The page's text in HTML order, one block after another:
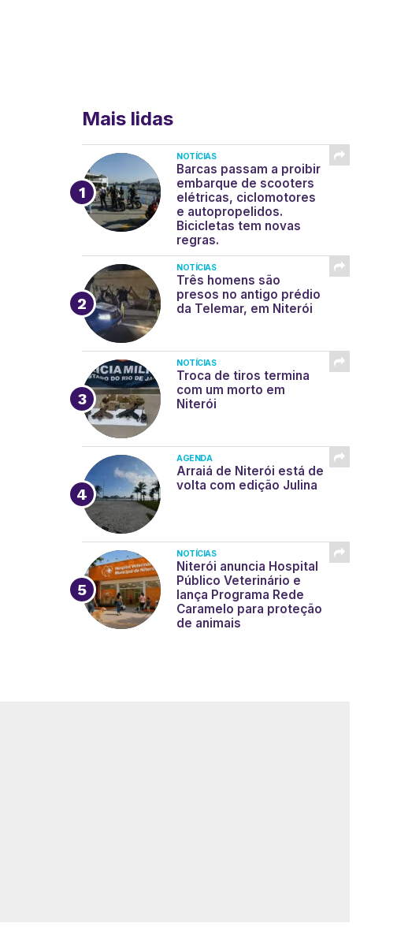
Mais lidas
NOTÍCIAS
Barcas passam a proibir
embarque de scooters
elétricas, ciclomotores
e autopropelidos.
Bicicletas tem novas
regras.
NOTÍCIAS
Três homens são
presos no antigo prédio
da Telemar, em Niterói
NOTÍCIAS
Troca de tiros termina
com um morto em
Niterói
AGENDA
Arraiá de Niterói está de
volta com edição Julina
NOTÍCIAS
Niterói anuncia Hospital
Público Veterinário e
lança Programa Rede
Caramelo para proteção
de animais